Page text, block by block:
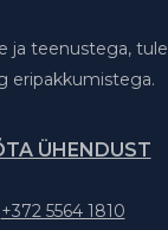
ja teenustega,
eripakkumistega.
ÜHENDUST
+372 5564 1810